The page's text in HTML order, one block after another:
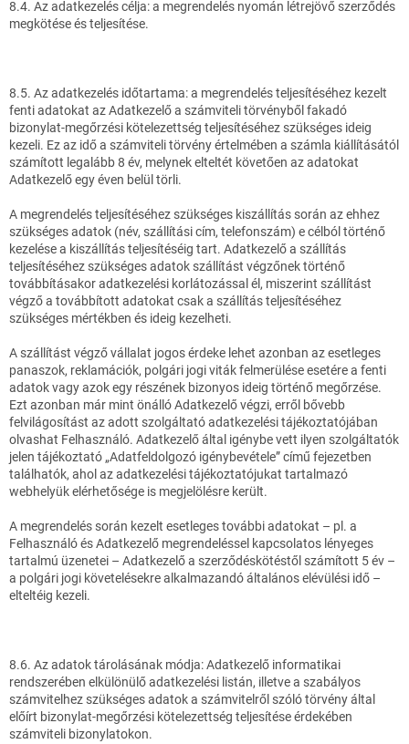
8.4. Az adatkezelés célja: a megrendelés nyomán létrejövő szerződés
megkötése és teljesítése.
8.5. Az adatkezelés időtartama: a megrendelés teljesítéséhez kezelt
fenti adatokat az Adatkezelő a számviteli törvényből fakadó
bizonylat-megőrzési kötelezettség teljesítéséhez szükséges ideig
kezeli. Ez az idő a számviteli törvény értelmében a számla kiállításától
számított legalább 8 év, melynek elteltét követően az adatokat
Adatkezelő egy éven belül törli.
A megrendelés teljesítéséhez szükséges kiszállítás során az ehhez
szükséges adatok (név, szállítási cím, telefonszám) e célból történő
kezelése a kiszállítás teljesítéséig tart. Adatkezelő a szállítás
teljesítéséhez szükséges adatok szállítást végzőnek történő
továbbításakor adatkezelési korlátozással él, miszerint szállítást
végző a továbbított adatokat csak a szállítás teljesítéséhez
szükséges mértékben és ideig kezelheti.
A szállítást végző vállalat jogos érdeke lehet azonban az esetleges
panaszok, reklamációk, polgári jogi viták felmerülése esetére a fenti
adatok vagy azok egy részének bizonyos ideig történő megőrzése.
Ezt azonban már mint önálló Adatkezelő végzi, erről bővebb
felvilágosítást az adott szolgáltató adatkezelési tájékoztatójában
olvashat Felhasználó. Adatkezelő által igénybe vett ilyen szolgáltatók
jelen tájékoztató „Adatfeldolgozó igénybevétele” című fejezetben
találhatók, ahol az adatkezelési tájékoztatójukat tartalmazó
webhelyük elérhetősége is megjelölésre került.
A megrendelés során kezelt esetleges további adatokat – pl. a
Felhasználó és Adatkezelő megrendeléssel kapcsolatos lényeges
tartalmú üzenetei – Adatkezelő a szerződéskötéstől számított 5 év –
a polgári jogi követelésekre alkalmazandó általános elévülési idő –
elteltéig kezeli.
8.6. Az adatok tárolásának módja: Adatkezelő informatikai
rendszerében elkülönülő adatkezelési listán, illetve a szabályos
számvitelhez szükséges adatok a számvitelről szóló törvény által
előírt bizonylat-megőrzési kötelezettség teljesítése érdekében
számviteli bizonylatokon.